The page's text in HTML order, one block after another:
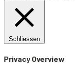
Schliessen
Privacy Overview